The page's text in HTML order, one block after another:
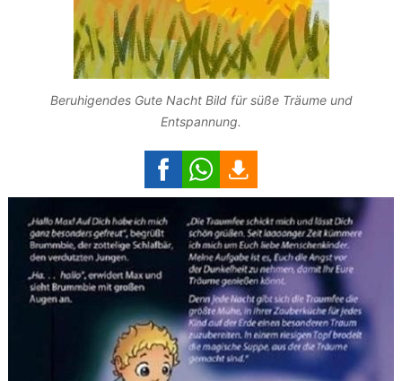
Beruhigendes Gute Nacht Bild für süße Träume und
Entspannung.